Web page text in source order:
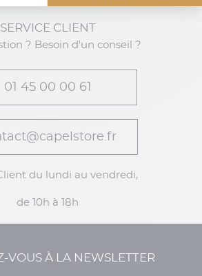
SERVICE CLIENT
? Besoin d'un conseil ?
01 45 00 00 61
du lundi au vendredi,
de 10h à 18h
VOUS À LA NEWSLETTER